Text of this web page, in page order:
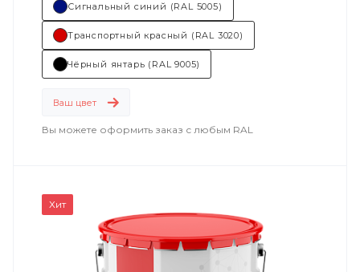
Сигнальный синий (RAL 5005)
Транспортный красный (RAL 3020)
Чёрный янтарь (RAL 9005)
Ваш цвет
Вы можете оформить заказ с любым RAL
Хит